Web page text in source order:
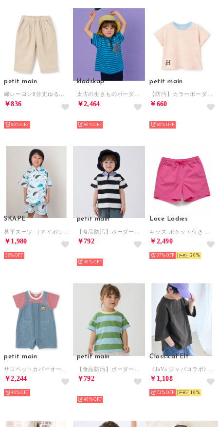
petit main
綿レーヨン8分丈ゆるパンツ （ECRU(キナリ)）
￥836
60%
kladskap
太古の生きものボーダー半袖Tシャツ （ブルー）
￥2,464
60%
petit main
【防汚】カラーボーダー半袖Tシャツ （ライト ピンク）
￥660
60%
SKAPE
￥1,980
50%
petit main
￥792
40%
Lace Ladies
￥2,490
37% 20
petit main
￥2,244
40%
petit main
￥792
40%
Classical Elf
￥1,108
72% 10